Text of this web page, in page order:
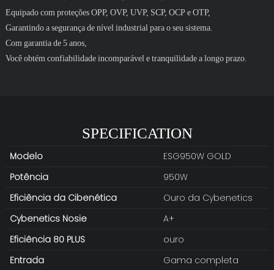
Equipado com proteções OPP, OVP, UVP, SCP, OCP e OTP,
Garantindo a segurança de nível industrial para o seu sistema.
Com garantia de 5 anos,
Você obtém confiabilidade incomparável e tranquilidade a longo prazo.
SPECIFICATION
Modelo
ESG950W GOLD
Potência
950W
Eficiência da Cibenética
Ouro da Cybenetics
Cybenetics Nosie
A+
Eficiência 80 PLUS
ouro
Entrada
Gama completa